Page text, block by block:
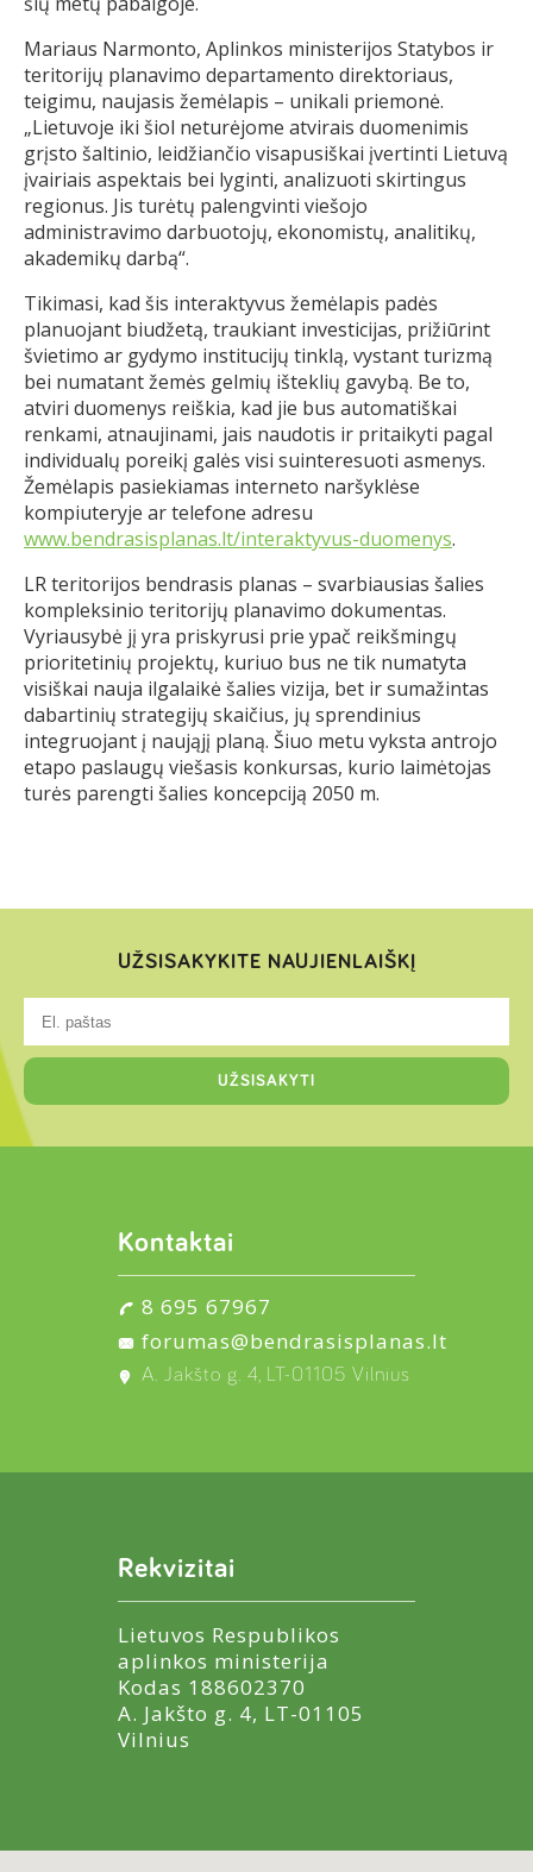
Mariaus Narmonto, Aplinkos ministerijos Statybos ir
teritorijų planavimo departamento direktoriaus,
teigimu, naujasis žemėlapis – unikali priemonė.
„Lietuvoje iki šiol neturėjome atvirais duomenimis
grįsto šaltinio, leidžiančio visapusiškai įvertinti Lietuvą
įvairiais aspektais bei lyginti, analizuoti skirtingus
regionus. Jis turėtų palengvinti viešojo
administravimo darbuotojų, ekonomistų, analitikų,
akademikų darbą“.
Tikimasi, kad šis interaktyvus žemėlapis padės
planuojant biudžetą, traukiant investicijas, prižiūrint
švietimo ar gydymo institucijų tinklą, vystant turizmą
bei numatant žemės gelmių išteklių gavybą. Be to,
atviri duomenys reiškia, kad jie bus automatiškai
renkami, atnaujinami, jais naudotis ir pritaikyti pagal
individualų poreikį galės visi suinteresuoti asmenys.
Žemėlapis pasiekiamas interneto naršyklėse
kompiuteryje ar telefone adresu
www.bendrasisplanas.lt/interaktyvus-duomenys.
LR teritorijos bendrasis planas – svarbiausias šalies
kompleksinio teritorijų planavimo dokumentas.
Vyriausybė jį yra priskyrusi prie ypač reikšmingų
prioritetinių projektų, kuriuo bus ne tik numatyta
visiškai nauja ilgalaikė šalies vizija, bet ir sumažintas
dabartinių strategijų skaičius, jų sprendinius
integruojant į naująjį planą. Šiuo metu vyksta antrojo
etapo paslaugų viešasis konkursas, kurio laimėtojas
turės parengti šalies koncepciją 2050 m.
UŽSISAKYKITE NAUJIENLAIŠKĮ
Kontaktai
8 695 67967
forumas@bendrasisplanas.lt
A. Jakšto g. 4, LT-01105 Vilnius
Rekvizitai
Lietuvos Respublikos
aplinkos ministerija
Kodas 188602370
A. Jakšto g. 4, LT-01105
Vilnius